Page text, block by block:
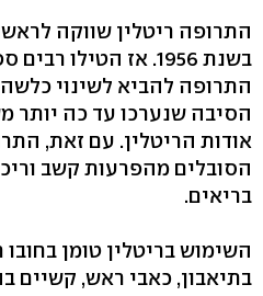
התרופה ריטלין שווקה
בשנת 1956. אז הטילו
התרופה להביא לשינוי
הסיבה שנערכו עד כה יותר
אודות הריטלין. עם זאת,
הסובלים מהפרעות קשב
בריאים.
השימוש בריטלין טומן בחובו
בתיאבון, כאבי ראש, קשיים